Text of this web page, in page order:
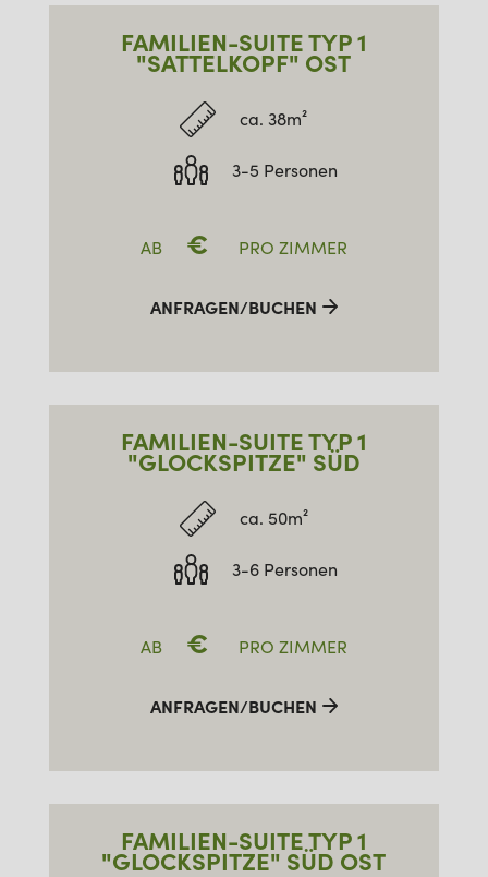
FAMILIEN-SUITE TYP 1
"SATTELKOPF" OST
ca. 38m²
3-5 Personen
AB € PRO ZIMMER
ANFRAGEN/BUCHEN
FAMILIEN-SUITE TYP 1
"GLOCKSPITZE" SÜD
ca. 50m²
3-6 Personen
AB € PRO ZIMMER
ANFRAGEN/BUCHEN
FAMILIEN-SUITE TYP 1
"GLOCKSPITZE" SÜD OST